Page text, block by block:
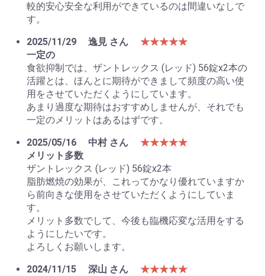
較的安心安全な利用ができているのは間違いなしで
す。
2025/11/29
逸見 さん
★★★★★
一定の
食欲抑制では、ザントレックス (レッド) 56錠x2本の
活躍とは、ほんとに期待ができまして頻度の高い使
用をさせていただくようにしています。
あまり過度な期待はおすすめしませんが、それでも
一定のメリットはあるはずです。
2025/05/16
中村 さん
★★★★★
メリット多数
ザントレックス (レッド) 56錠x2本
脂肪燃焼の効果が、これってかなり優れていますか
ら前向きな使用をさせていただくようにしていま
す。
メリット多数でして、今後も臨機応変な活用をする
ようにしたいです。
よろしくお願いします。
2024/11/15
深山 さん
★★★★★